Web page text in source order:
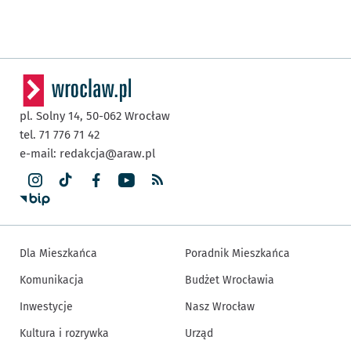
pl. Solny 14, 50-062 Wrocław
tel. 71 776 71 42
e-mail: redakcja@araw.pl
Dla Mieszkańca
Komunikacja
Inwestycje
Kultura i rozrywka
Poradnik Mieszkańca
Budżet Wrocławia
Nasz Wrocław
Urząd